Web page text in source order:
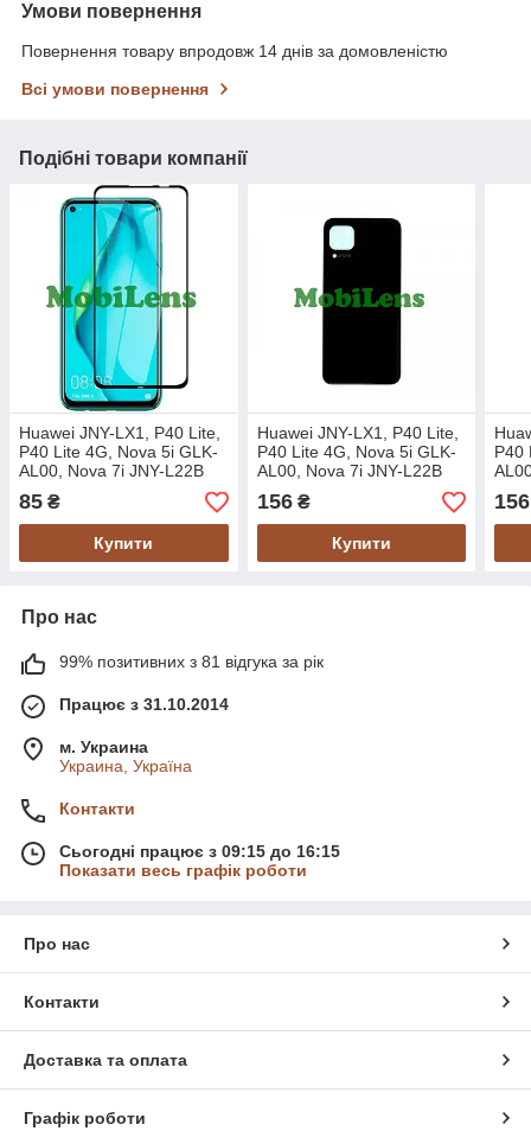
Умови повернення
Повернення товару впродовж 14 днів за домовленістю
Всі умови повернення
Подібні товари компанії
Huawei JNY-LX1, P40 Lite,
P40 Lite 4G, Nova 5i GLK-
AL00, Nova 7i JNY-L22B
85 ₴
Купити
Huawei JNY-LX1, P40 Lite,
P40 Lite 4G, Nova 5i GLK-
AL00, Nova 7i JNY-L22B
156₴
Купити
P40
156
Про нас
99% позитивних з 81 відгука за рік
Працює з 31.10.2014
м. Украина
Украина, Україна
Контакти
Сьогодні працює з 09:15 до 16:15
Показати весь графік роботи
Про нас
Контакти
Доставка та оплата
Графік роботи